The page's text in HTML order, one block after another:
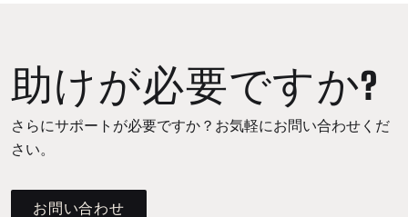
助けが必要ですか?
さらにサポートが必要ですか？お気軽にお問い合わせくだ
さい。
お問い合わせ